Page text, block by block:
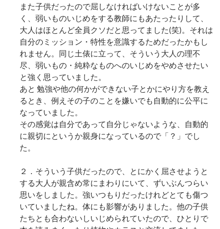
また子供だったので屈しなければいけないことが多
く、弱いものいじめをする教師にもあたったりして、
大人はほとんど全員クソだと思ってました(笑)。それは
自分のミッション・特性を意識するためだったかもし
れません。同じ土俵に立って、そういう大人の理不
尽、弱いもの・純粋なものへのいじめをやめさせたい
と強く思っていました。
あと 勉強や他の何かができない子とかにやり方を教え
るとき、例えその子のことを嫌いでも自動的に公平に
なっていました。
その感覚は自分であって自分じゃないような、自動的
に親切にというか親身になっているので「？」でし
た。
２．そういう子供だったので、とにかく屈させようと
する大人が親含め常にまわりにいて、ずいぶんつらい
思いをしました。強いつもりだったけれどとても傷つ
いていましたね。体にも影響がありました。他の子供
たちとも合わないしいじめられていたので、ひとりで